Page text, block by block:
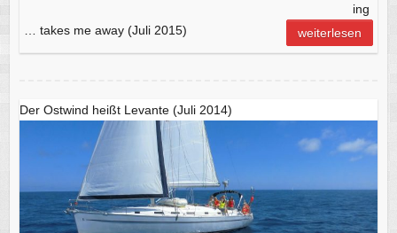
ing
… takes me away (Juli 2015)
weiterlesen
Der Ostwind heißt Levante (Juli 2014)